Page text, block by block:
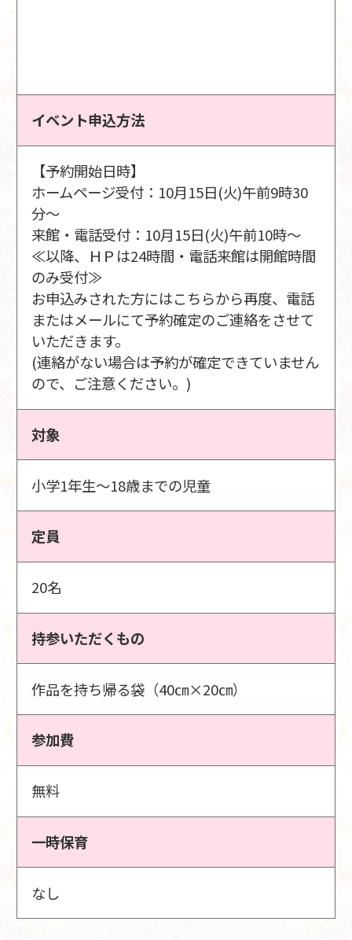
イベント申込方法
【予約開始日時】
ホームページ受付：10月15日(火)午前9時30
分～
来館・電話受付：10月15日(火)午前10時～
≪以降、ＨＰは24時間・電話来館は開館時間
のみ受付≫
お申込みされた方にはこちらから再度、電話
またはメールにて予約確定のご連絡をさせて
いただきます。
(連絡がない場合は予約が確定できていません
ので、ご注意ください。)
対象
小学1年生～18歳までの児童
定員
20名
持参いただくもの
作品を持ち帰る袋（40㎝×20㎝）
参加費
無料
一時保育
なし